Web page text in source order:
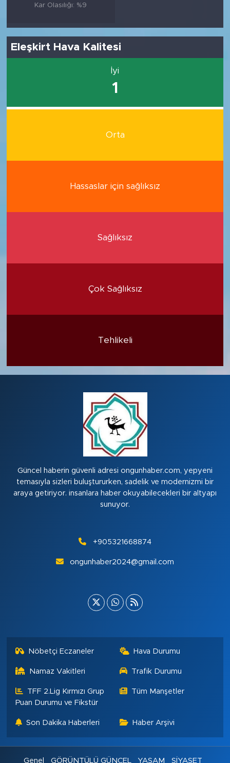
Kar Olasılığı: %9
Eleşkirt Hava Kalitesi
İyi
1
Orta
Hassaslar için sağlıksız
Sağlıksız
Çok Sağlıksız
Tehlikeli
Güncel haberin güvenli adresi ongunhaber.com, yepyeni
temasıyla sizleri buluştururken, sadelik ve modernizmi bir
araya getiriyor. insanlara haber okuyabilecekleri bir altyapı
sunuyor.
+905321668874
ongunhaber2024@gmail.com
Nöbetçi Eczaneler Hava Durumu
Namaz Vakitleri Trafik Durumu
TFF 2.Lig Kırmızı Grup
Puan Durumu ve Fikstür
Tüm Manşetler
Son Dakika Haberleri Haber Arşivi
Genel GÖRÜNTÜLÜ GÜNCEL YAŞAM SİYASET